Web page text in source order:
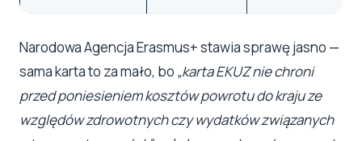
Narodowa Agencja Erasmus+ stawia sprawę jasno —
sama karta to za mało, bo „karta EKUZ nie chroni
przed poniesieniem kosztów powrotu do kraju ze
względów zdrowotnych czy wydatków związanych